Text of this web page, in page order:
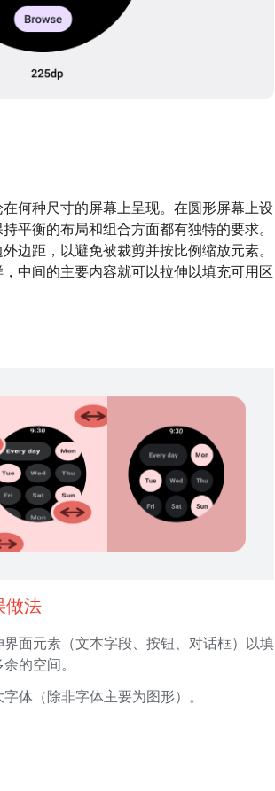
何种尺寸的屏幕上呈现。在圆形屏幕上设
平衡的布局和组合方面都有独特的要求。
边距，以避免被裁剪并按比例缩放元素。
中间的主要内容就可以拉伸以填充可用区
做法
界面元素（文本字段、按钮、对话框）以填
的空间。
体（除非字体主要为图形）。